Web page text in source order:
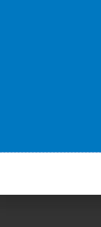
DE QUITO SE
SISTEMA DE
de 2022
SE
PREVENTIVOS
Con